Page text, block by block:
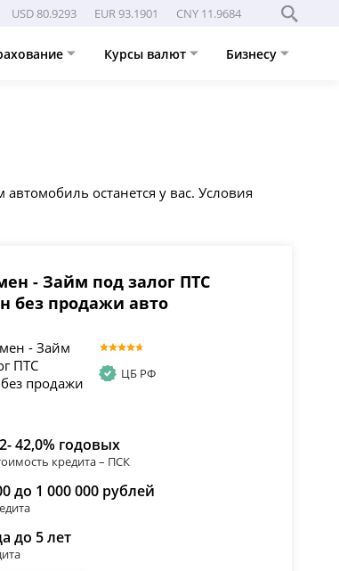
USD 80.9293 EUR 93.1901 CNY 11.9684
Курсы валют Бизнесу
останется у вас. Условия
- Займ под залог ПТС
без продажи авто
ЦБ РФ
42,0% годовых
кредита – ПСК
до 1 000 000 рублей
до 5 лет